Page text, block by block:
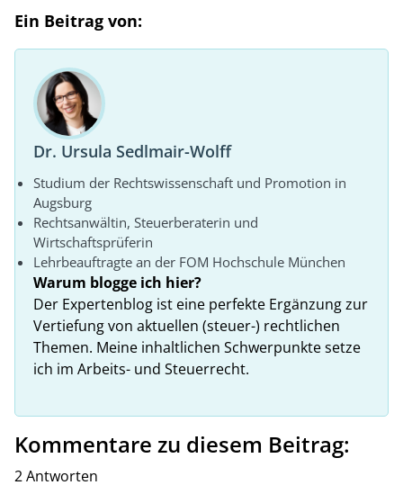
Ein Beitrag von:
Dr. Ursula Sedlmair-Wolff
Studium der Rechtswissenschaft und Promotion in
Augsburg
Rechtsanwältin, Steuerberaterin und
Wirtschaftsprüferin
Lehrbeauftragte an der FOM Hochschule München
Warum blogge ich hier?
Der Expertenblog ist eine perfekte Ergänzung zur
Vertiefung von aktuellen (steuer-) rechtlichen
Themen. Meine inhaltlichen Schwerpunkte setze
ich im Arbeits- und Steuerrecht.
Kommentare zu diesem Beitrag:
2 Antworten